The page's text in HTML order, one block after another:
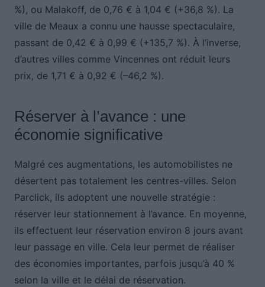
%), ou Malakoff, de 0,76 € à 1,04 € (+36,8 %). La
ville de Meaux a connu une hausse spectaculaire,
passant de 0,42 € à 0,99 € (+135,7 %). À l’inverse,
d’autres villes comme Vincennes ont réduit leurs
prix, de 1,71 € à 0,92 € (–46,2 %).
Réserver à l’avance : une
économie significative
Malgré ces augmentations, les automobilistes ne
désertent pas totalement les centres-villes. Selon
Parclick, ils adoptent une nouvelle stratégie :
réserver leur stationnement à l’avance. En moyenne,
ils effectuent leur réservation environ 8 jours avant
leur passage en ville. Cela leur permet de réaliser
des économies importantes, parfois jusqu’à 40 %
selon la ville et le délai de réservation.